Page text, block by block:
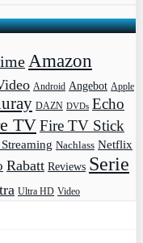
Amazon
Android Angebot Apple
DAZN DVDs Echo
TVFire TV Stick
Nachlass Netflix
Rabatt Reviews Serie
Ultra HD Video